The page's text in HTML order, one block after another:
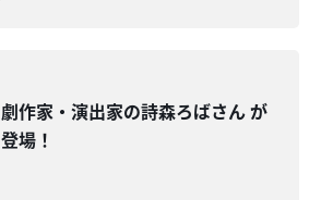
劇作家・演出家の詩森ろばさん が
登場！